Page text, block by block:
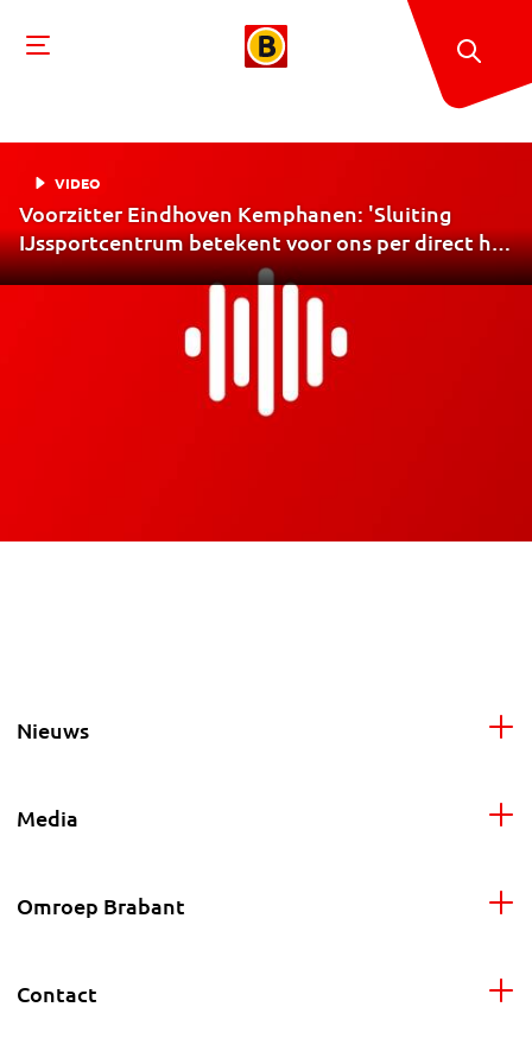
VIDEO
Voorzitter Eindhoven Kemphanen: 'Sluiting
IJssportcentrum betekent voor ons per direct het
einde'
Nieuws
Media
Omroep Brabant
Contact